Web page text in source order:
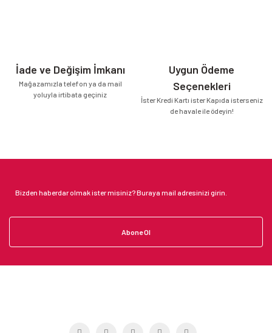
İade ve Değişim İmkanı
Mağazamızla telefon ya da mail
yoluyla irtibata geçiniz
Uygun Ödeme
Seçenekleri
İster Kredi Kartı ister Kapıda isterseniz
de havale ile ödeyin!
Abone Ol